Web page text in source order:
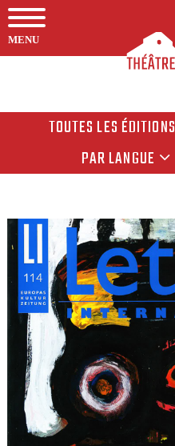
MENU
TOUTES LES ÉDITIONS
PAR LANGUE